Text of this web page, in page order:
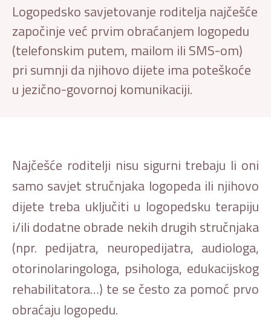
Logopedsko savjetovanje roditelja najčešće
započinje već prvim obraćanjem logopedu
(telefonskim putem, mailom ili SMS-om)
pri sumnji da njihovo dijete ima poteškoće
u jezično-govornoj komunikaciji.
Najčešće roditelji nisu sigurni trebaju li oni
samo savjet stručnjaka logopeda ili njihovo
dijete treba uključiti u logopedsku terapiju
i/ili dodatne obrade nekih drugih stručnjaka
(npr. pedijatra, neuropedijatra, audiologa,
otorinolaringologa, psihologa, edukacijskog
rehabilitatora…) te se često za pomoć prvo
obraćaju logopedu.